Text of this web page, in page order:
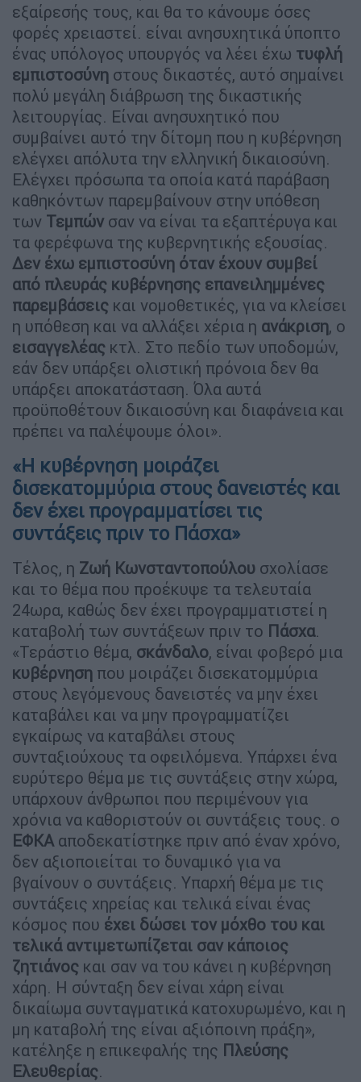
εξαίρεσής τους, και θα το κάνουμε όσες
φορές χρειαστεί. είναι ανησυχητικά ύποπτο
ένας υπόλογος υπουργός να λέει έχω τυφλή
εμπιστοσύνη στους δικαστές, αυτό σημαίνει
πολύ μεγάλη διάβρωση της δικαστικής
λειτουργίας. Είναι ανησυχητικό που
συμβαίνει αυτό την δίτομη που η κυβέρνηση
ελέγχει απόλυτα την ελληνική δικαιοσύνη.
Ελέγχει πρόσωπα τα οποία κατά παράβαση
καθηκόντων παρεμβαίνουν στην υπόθεση
των Τεμπών σαν να είναι τα εξαπτέρυγα και
τα φερέφωνα της κυβερνητικής εξουσίας.
Δεν έχω εμπιστοσύνη όταν έχουν συμβεί
από πλευράς κυβέρνησης επανειλημμένες
παρεμβάσεις και νομοθετικές, για να κλείσει
η υπόθεση και να αλλάξει χέρια η ανάκριση, ο
εισαγγελέας κτλ. Στο πεδίο των υποδομών,
εάν δεν υπάρξει ολιστική πρόνοια δεν θα
υπάρξει αποκατάσταση. Όλα αυτά
προϋποθέτουν δικαιοσύνη και διαφάνεια και
πρέπει να παλέψουμε όλοι».
«Η κυβέρνηση μοιράζει
δισεκατομμύρια στους δανειστές και
δεν έχει προγραμματίσει τις
συντάξεις πριν το Πάσχα»
Τέλος, η Ζωή Κωνσταντοπούλου σχολίασε
και το θέμα που προέκυψε τα τελευταία
24ωρα, καθώς δεν έχει προγραμματιστεί η
καταβολή των συντάξεων πριν το Πάσχα.
«Τεράστιο θέμα, σκάνδαλο, είναι φοβερό μια
κυβέρνηση που μοιράζει δισεκατομμύρια
στους λεγόμενους δανειστές να μην έχει
καταβάλει και να μην προγραμματίζει
εγκαίρως να καταβάλει στους
συνταξιούχους τα οφειλόμενα. Υπάρχει ένα
ευρύτερο θέμα με τις συντάξεις στην χώρα,
υπάρχουν άνθρωποι που περιμένουν για
χρόνια να καθοριστούν οι συντάξεις τους. ο
EΦΚΑ αποδεκατίστηκε πριν από έναν χρόνο,
δεν αξιοποιείται το δυναμικό για να
βγαίνουν ο συντάξεις. Υπαρχή θέμα με τις
συντάξεις χηρείας και τελικά είναι ένας
κόσμος που έχει δώσει τον μόχθο του και
τελικά αντιμετωπίζεται σαν κάποιος
ζητιάνος και σαν να του κάνει η κυβέρνηση
χάρη. Η σύνταξη δεν είναι χάρη είναι
δικαίωμα συνταγματικά κατοχυρωμένο, και η
μη καταβολή της είναι αξιόποινη πράξη»,
κατέληξε η επικεφαλής της Πλεύσης
Ελευθερίας.